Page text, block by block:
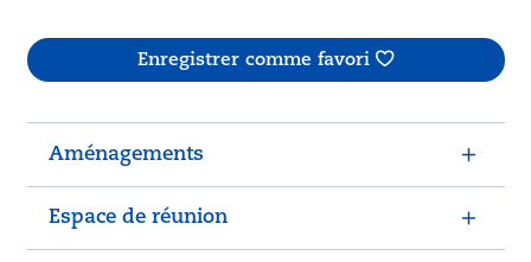
Enregistrer comme favori
Aménagements
Espace de réunion